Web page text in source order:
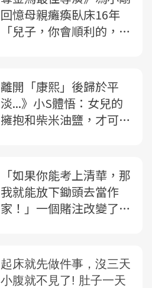
回憶母親癱瘓臥床16年
「兒子，你會順利的，所
離開「康熙」後歸於平
淡...》小S體悟：女兒的
擁抱和柴米油鹽，才可
「如果你能考上清華，那
我就能放下鋤頭去當作
家！」一個賭注改變了這